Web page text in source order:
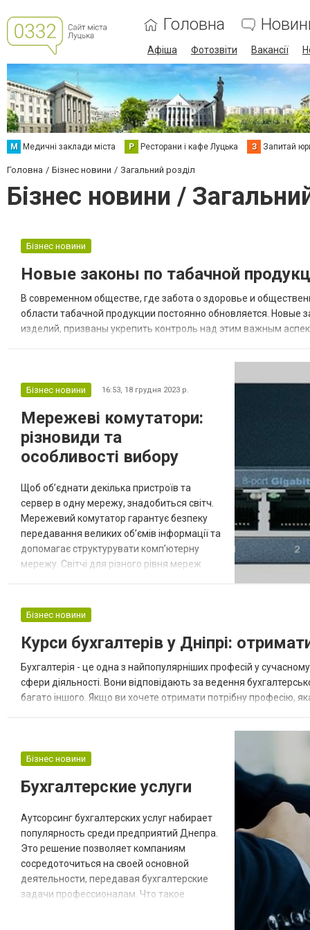
Головна
Афіша Фотозвіти Вакансії
М Медичні заклади міста Р Ресторани і кафе Луцька З Запитай
Головна Бізнес новини Загальний розділ
Бізнес новини /
Бізнес новини
Новые законы по табачной
В современном обществе, где забота о здоровье и
области табачной продукции постоянно обновляется.
изделий, призваны укрепить контроль над этим важным
Бізнес новини 16:53, 18 грудня 2023 р.
Мережеві комутатори:
різновиди та
особливості вибору
Щоб об’єднати декілька пристроїв та
сервер в одну мережу, знадобиться світч.
Мережевий комутатор гарантує безпеку
передавання великих об’ємів інформації та
допомагає структурувати комп’ютерну
мережу. Світчі для різного рівня мереж
особливості Комутатори
використовуються для облаштування
внутрішньої мережі. Розрізняють такі види:
некеровані — починають працювати
відразу після...
Бізнес новини
Курси бухгалтерів у Дніпрі:
Бухгалтерія - це одна з найпопулярніших професій у сучасному
сфери діяльності. Вони відповідають за ведення
багато іншого. Якщо ви хочете отримати потрібну професію,
Бізнес новини
Бухгалтерские услуги
Аутсорсинг бухгалтерских услуг набирает
популярность среди предприятий Днепра.
Это решение позволяет компаниям
сосредоточиться на своей основной
деятельности, передавая бухгалтерские
задачи профессионалам. Что такое